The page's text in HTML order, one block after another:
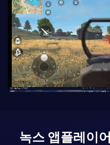
녹스 앱플레이